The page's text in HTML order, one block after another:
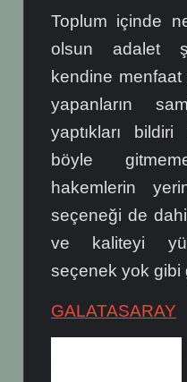
Toplum içinde
olsun adalet
kendine menfaat
yapanların
yaptıkları
böyle
hakemlerin
seçeneği de
ve kaliteyi
seçenek yok gibi
GALATASARAY